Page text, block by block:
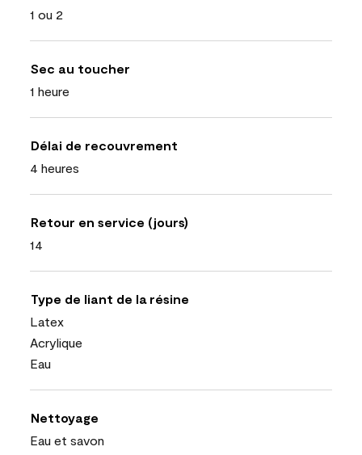
1 ou 2
Sec au toucher
1 heure
Délai de recouvrement
4 heures
Retour en service (jours)
14
Type de liant de la résine
Latex
Acrylique
Eau
Nettoyage
Eau et savon